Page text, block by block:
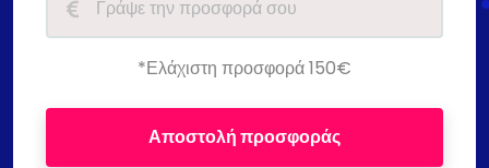
*Ελάχιστη προσφορά 150€
Αποστολή προσφοράς